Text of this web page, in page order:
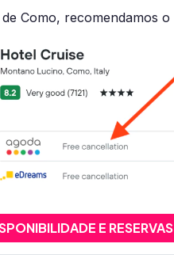
Como, recomendamos o
E RESERVAS